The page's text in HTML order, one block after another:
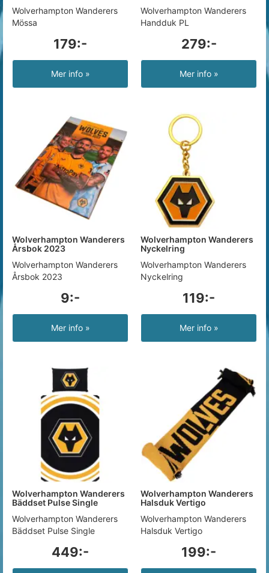
Wolverhampton Wanderers
Mössa
179:-
Mer info »
Wolverhampton Wanderers
Handduk PL
279:-
Mer info »
Wolverhampton Wanderers
Årsbok 2023
Wolverhampton Wanderers
Årsbok 2023
9:-
Mer info »
Wolverhampton Wanderers
Nyckelring
Wolverhampton Wanderers
Nyckelring
119:-
Mer info »
Wolverhampton Wanderers
Bäddset Pulse Single
Wolverhampton Wanderers
Bäddset Pulse Single
449:-
Wolverhampton Wanderers
Halsduk Vertigo
Wolverhampton Wanderers
Halsduk Vertigo
199:-